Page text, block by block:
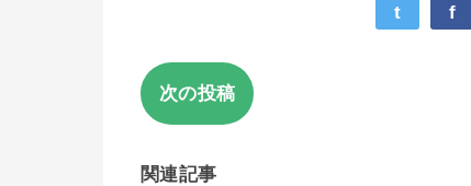
t f
次の投稿
関連記事